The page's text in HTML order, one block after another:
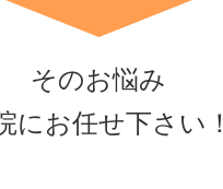
そのお悩み
にお任せ下さい！